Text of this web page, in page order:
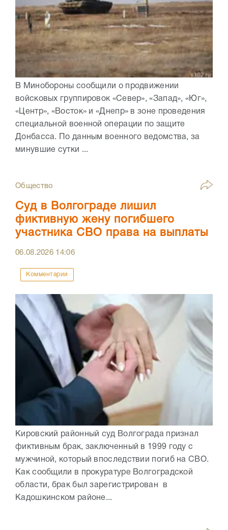
В Минобороны сообщили о продвижении
войсковых группировок «Север», «Запад», «Юг»,
«Центр», «Восток» и «Днепр» в зоне проведения
специальной военной операции по защите
Донбасса. По данным военного ведомства, за
минувшие сутки ...
Общество
Суд в Волгограде лишил
фиктивную жену погибшего
участника СВО права на выплаты
06.08.2026 14:06
Комментарии
Кировский районный суд Волгограда признал
фиктивным брак, заключенный в 1999 году с
мужчиной, который впоследствии погиб на СВО.
Как сообщили в прокуратуре Волгоградской
области, брак был зарегистрирован в
Кадошкинском районе...